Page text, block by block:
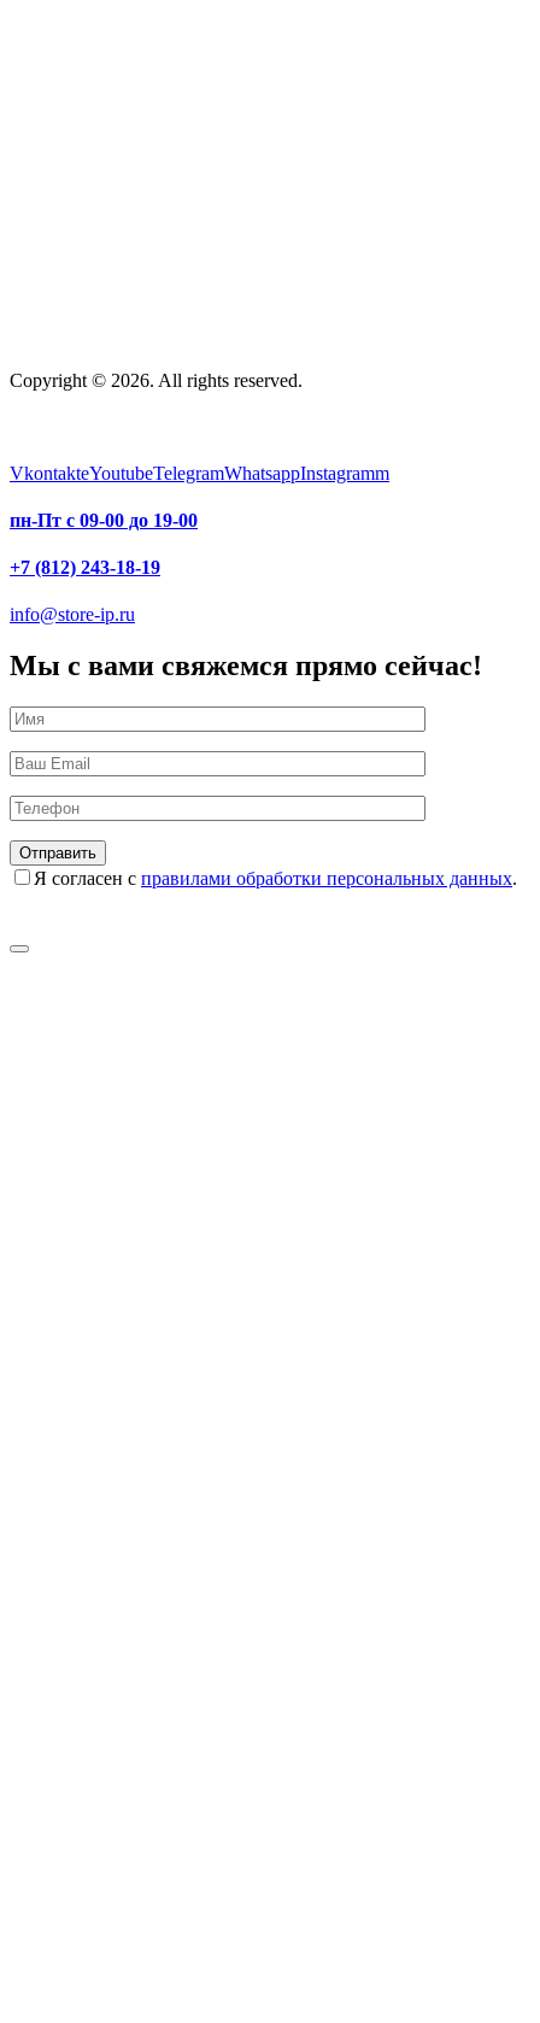
Copyright © 2026. All rights reserved.
VkontakteYoutubeTelegramWhatsappInstagramm
пн-Пт с 09-00 до 19-00
+7 (812) 243-18-19
info@store-ip.ru
Мы с вами свяжемся прямо сейчас!
Я согласен с правилами обработки персональных данных.